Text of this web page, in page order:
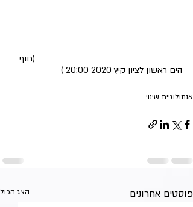
                                                             (חוף
הים ראשון לציון קיץ 2020 20:00 )
אנתולוגיית שינוי
פוסטים אחרונים הצג הכול